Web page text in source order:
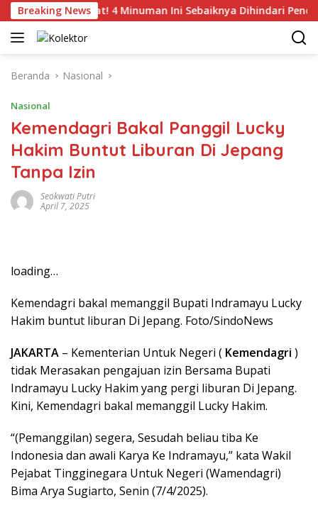
Langsung
ke
konten
Breaking News
Catat! 4 Minuman Ini Sebaiknya Dihindari Penderita
Beranda Nasional
Nasional
Kemendagri Bakal Panggil Lucky
Hakim Buntut Liburan Di Jepang
Tanpa Izin
Seokwati Putri
April 7, 2025
loading…
Kemendagri bakal memanggil Bupati Indramayu Lucky
Hakim buntut liburan Di Jepang. Foto/SindoNews
JAKARTA – Kementerian Untuk Negeri ( Kemendagri )
tidak Merasakan pengajuan izin Bersama Bupati
Indramayu Lucky Hakim yang pergi liburan Di Jepang.
Kini, Kemendagri bakal memanggil Lucky Hakim.
“(Pemanggilan) segera, Sesudah beliau tiba Ke
Indonesia dan awali Karya Ke Indramayu,” kata Wakil
Pejabat Tingginegara Untuk Negeri (Wamendagri)
Bima Arya Sugiarto, Senin (7/4/2025).